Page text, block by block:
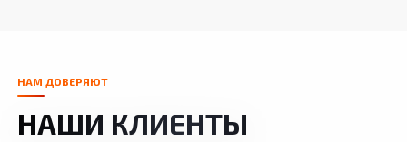
НАМ ДОВЕРЯЮТ
НАШИ КЛИЕНТЫ